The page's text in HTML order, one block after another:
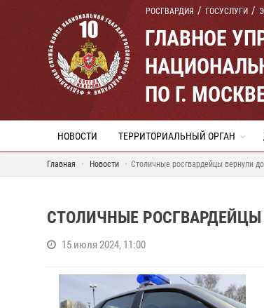
РОСГВАРДИЯ ГОСУСЛУГИ
ГЛАВНОЕ
ПО Г.
НОВОСТИ ТЕРРИТОРИАЛЬНЫЙ ОРГАН
Главная Новости Столичные росгвардейцы вернули
СТОЛИЧНЫЕ
15 июля 2024, 11:00